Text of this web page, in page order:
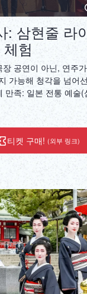
: 삼현줄 라
험
공연이 아닌, 연주
가능해 청각을 넘어
만족: 일본 전통 예술
이 있는 문화 체험:
특별한 여정입니다.
티켓 구매! (외부 링크)